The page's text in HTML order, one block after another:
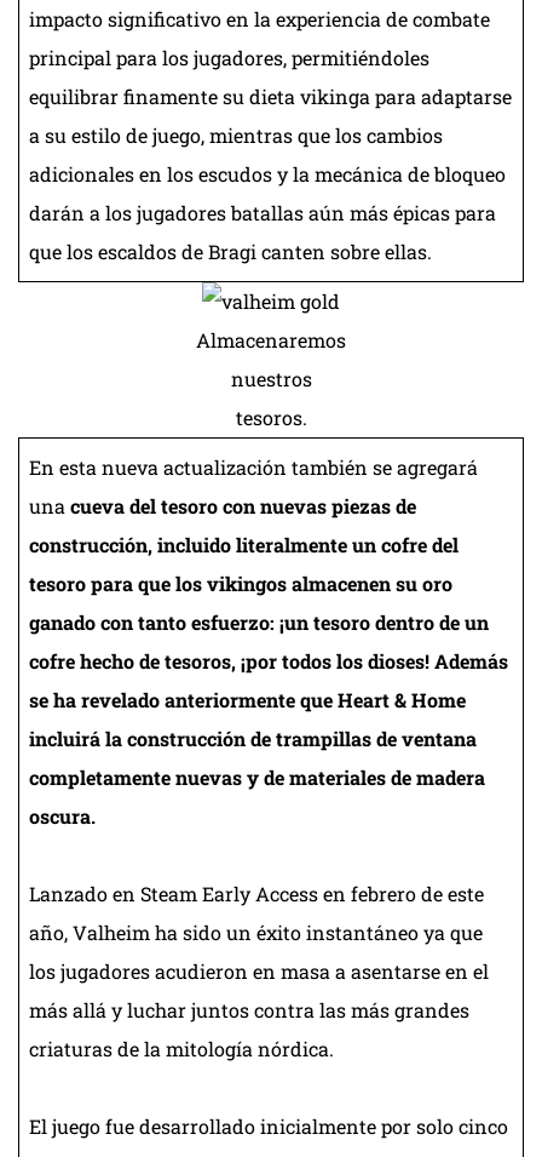
impacto significativo en la experiencia de combate
principal para los jugadores, permitiéndoles
equilibrar finamente su dieta vikinga para adaptarse
a su estilo de juego, mientras que los cambios
adicionales en los escudos y la mecánica de bloqueo
darán a los jugadores batallas aún más épicas para
que los escaldos de Bragi canten sobre ellas.
Almacenaremos
nuestros
tesoros.
En esta nueva actualización también se agregará
una cueva del tesoro con nuevas piezas de
construcción, incluido literalmente un cofre del
tesoro para que los vikingos almacenen su oro
ganado con tanto esfuerzo: ¡un tesoro dentro de un
cofre hecho de tesoros, ¡por todos los dioses! Además
se ha revelado anteriormente que Heart & Home
incluirá la construcción de trampillas de ventana
completamente nuevas y de materiales de madera
oscura.
Lanzado en Steam Early Access en febrero de este
año, Valheim ha sido un éxito instantáneo ya que
los jugadores acudieron en masa a asentarse en el
más allá y luchar juntos contra las más grandes
criaturas de la mitología nórdica.
El juego fue desarrollado inicialmente por solo cinco